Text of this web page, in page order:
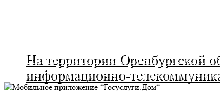
На территории Оренбургской
информационно-